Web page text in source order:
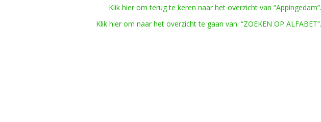
Klik hier om terug te keren naar het overzicht van “Appingedam”.
Klik hier om naar het overzicht te gaan van: “ZOEKEN OP ALFABET”.